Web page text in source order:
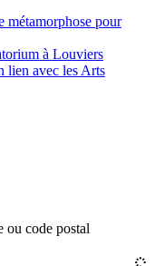
métamorphose pour
à Louviers
lien avec les Arts
ou code postal